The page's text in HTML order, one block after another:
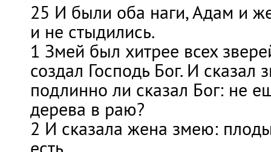
25 И были оба наги, Адам и
и не стыдились.
1 Змей был хитрее всех
создал Господь Бог. И сказал
подлинно ли сказал Бог: не
дерева в раю?
2 И сказала жена змею: